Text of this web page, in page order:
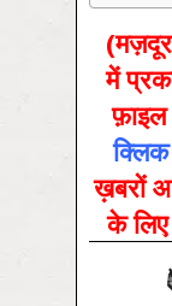
में
ख़बरों
के